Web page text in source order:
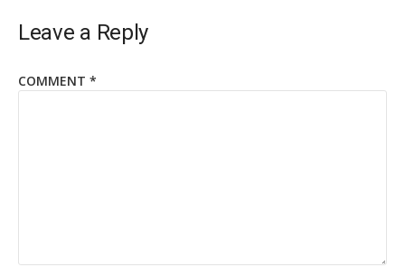
Leave a Reply
COMMENT *